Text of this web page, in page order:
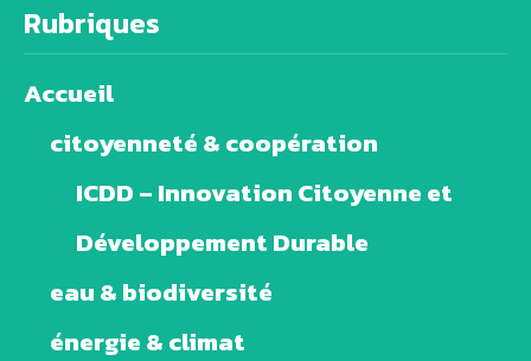
Rubriques
Accueil
citoyenneté & coopération
ICDD – Innovation Citoyenne et
Développement Durable
eau & biodiversité
énergie & climat